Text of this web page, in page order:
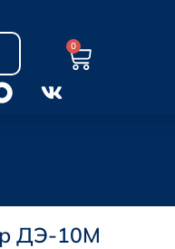
0
ДЭ-10М